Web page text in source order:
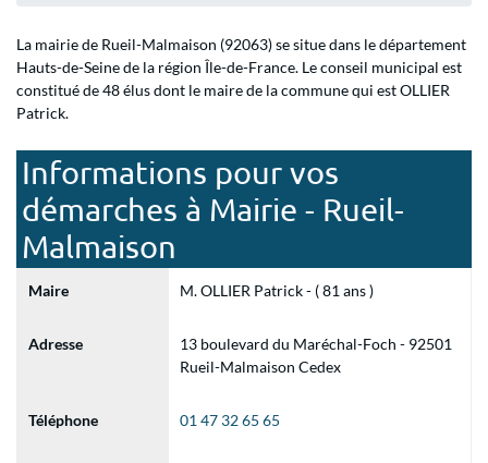
La mairie de Rueil-Malmaison (92063) se situe dans le département
Hauts-de-Seine de la région Île-de-France. Le conseil municipal est
constitué de 48 élus dont le maire de la commune qui est OLLIER
Patrick.
Informations pour vos
démarches à Mairie - Rueil-
Malmaison
Maire M. OLLIER Patrick - ( 81 ans )
Adresse
13 boulevard du Maréchal-Foch - 92501
Rueil-Malmaison Cedex
Téléphone 01 47 32 65 65